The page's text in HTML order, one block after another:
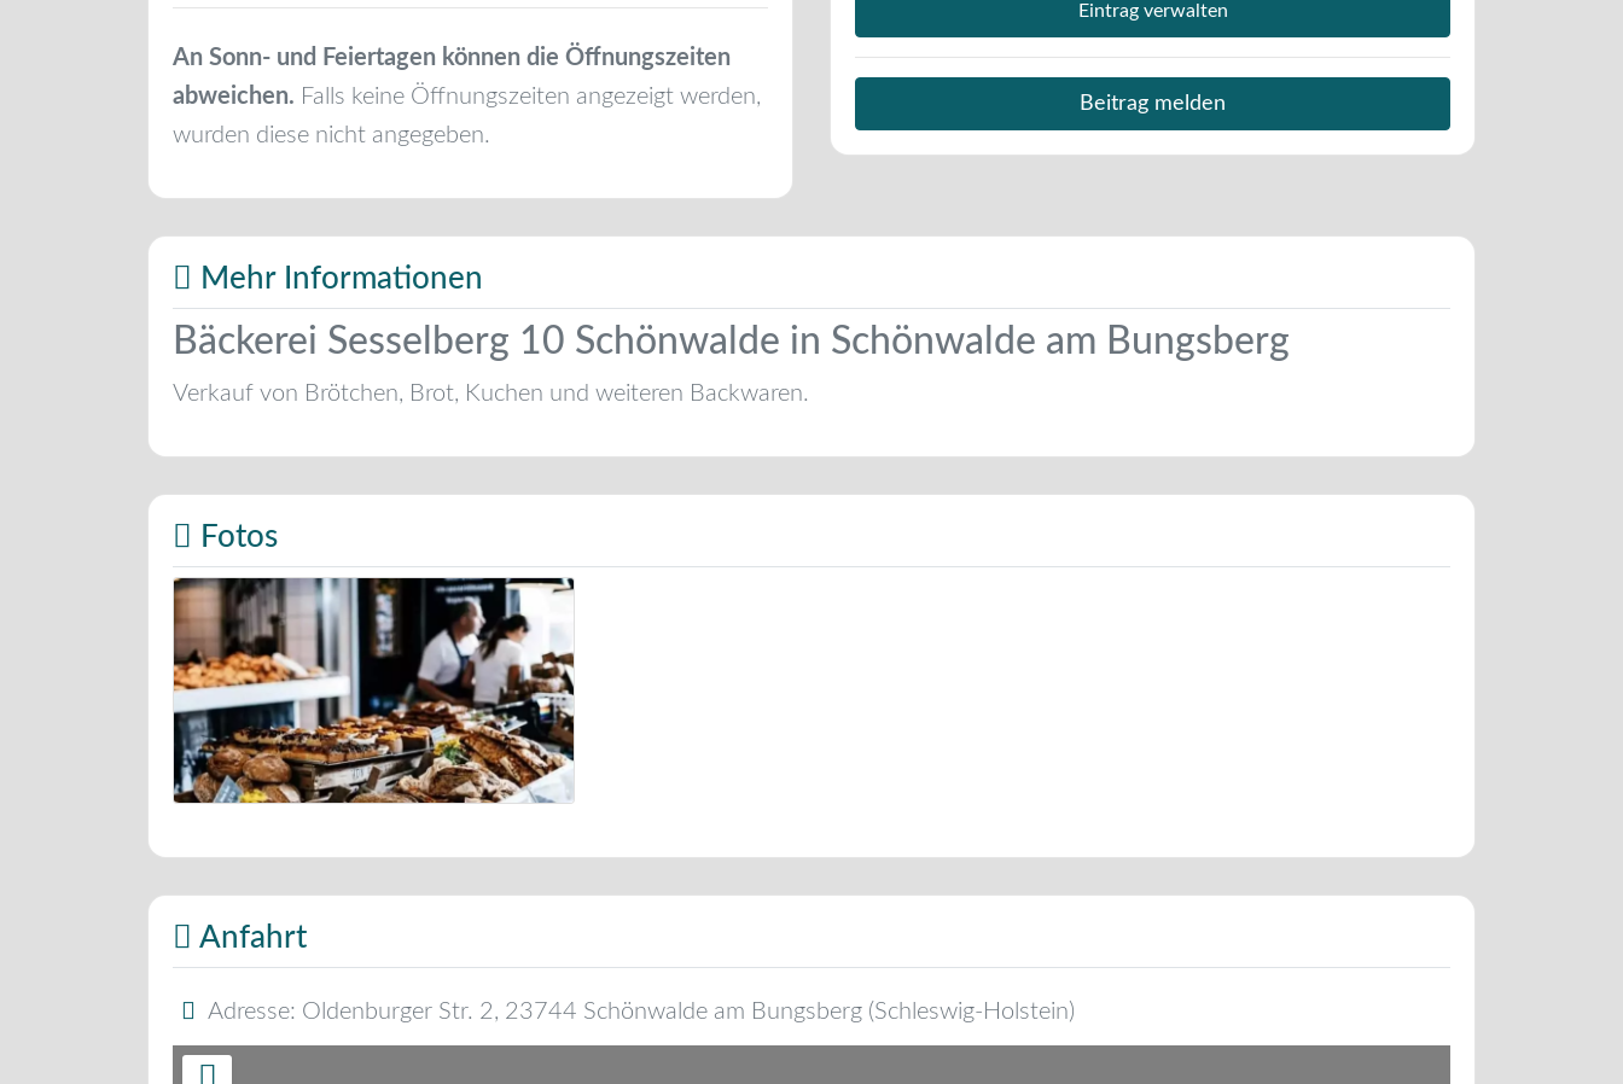
An Sonn- und Feiertagen können die Öffnungszeiten
abweichen. Falls keine Öffnungszeiten angezeigt werden,
wurden diese nicht angegeben.
Eintrag verwalten
Beitrag melden
Mehr Informationen
Bäckerei Sesselberg 10 Schönwalde in Schönwalde am Bungsberg
Verkauf von Brötchen, Brot, Kuchen und weiteren Backwaren.
Fotos
Bäckerei Musterbild
Anfahrt
Adresse: Oldenburger Str. 2, 23744 Schönwalde am Bungsberg (Schleswig-Holstein)